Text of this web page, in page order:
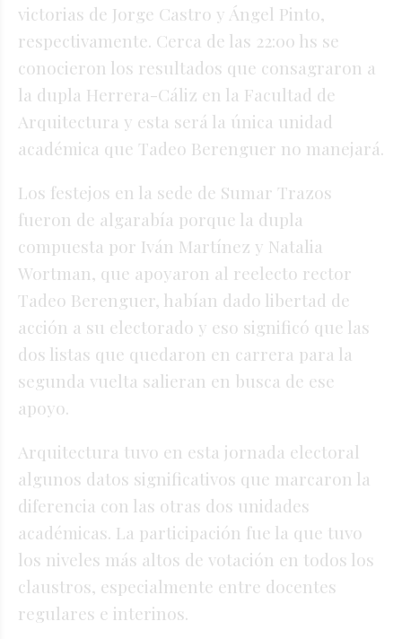
victorias de Jorge Castro y Ángel Pinto,
respectivamente. Cerca de las 22:00 hs se
conocieron los resultados que consagraron a
la dupla Herrera-Cáliz en la Facultad de
Arquitectura y esta será la única unidad
académica que Tadeo Berenguer no manejará.
Los festejos en la sede de Sumar Trazos
fueron de algarabía porque la dupla
compuesta por Iván Martínez y Natalia
Wortman, que apoyaron al reelecto rector
Tadeo Berenguer, habían dado libertad de
acción a su electorado y eso significó que las
dos listas que quedaron en carrera para la
segunda vuelta salieran en busca de ese
apoyo.
Arquitectura tuvo en esta jornada electoral
algunos datos significativos que marcaron la
diferencia con las otras dos unidades
académicas. La participación fue la que tuvo
los niveles más altos de votación en todos los
claustros, especialmente entre docentes
regulares e interinos.